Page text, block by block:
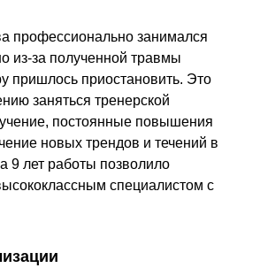
профессионально занимался
из-за полученной травмы
пришлось приостановить. Это
заняться тренерской
постоянные повышения
новых трендов и течений в
9 лет работы позволило
специалистом с